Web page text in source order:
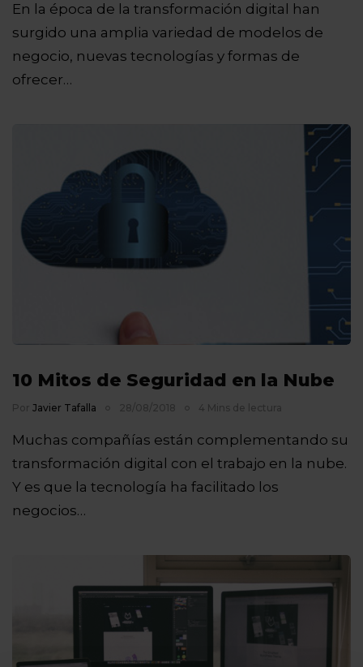
En la época de la transformación digital han
surgido una amplia variedad de modelos de
negocio, nuevas tecnologías y formas de
ofrecer…
10 Mitos de Seguridad en la Nube
Por Javier Tafalla 28/08/2018 4 Mins de lectura
Muchas compañías están complementando su
transformación digital con el trabajo en la nube.
Y es que la tecnología ha facilitado los
negocios…